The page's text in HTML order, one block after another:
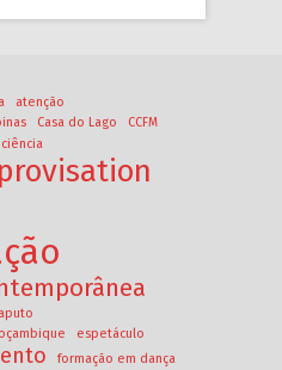
atenção
Casa do Lago CCFM
ciência
espetáculo
formação em dança